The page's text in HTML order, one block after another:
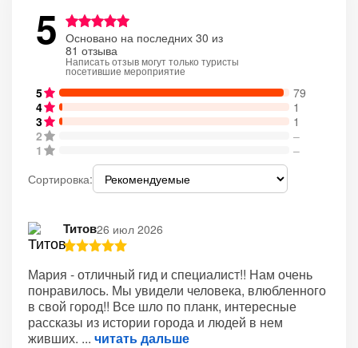
5 Основано на последних 30 из
81 отзыва
Написать отзыв могут только туристы
посетившие мероприятие
5
79
4
1
3
1
2
–
1
–
Сортировка:
Титов26 июл 2026
Мария - отличный гид и специалист!! Нам очень
понравилось. Мы увидели человека, влюбленного
в свой город!! Все шло по планк, интересные
рассказы из истории города и людей в нем
живших.
читать дальше